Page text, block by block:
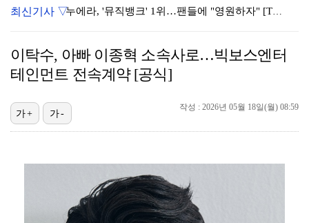
누에라, '뮤직뱅크' 1위…팬들에 "영원하자" [TV캡…
대한축구협회의 '심판 성접대'…최악의 경우 런던 올림픽…
진세연, 전속계약 종료…FA 시장 나왔다 [공식]
'1라운드 115위' 김민별, 2라운드 7타 줄이며 7…
최신기사 ▽
이탁수, 아빠 이종혁 소속사로…빅보스엔터
테인먼트 전속계약 [공식]
작성 : 2026년 05월 18일(월) 08:59
가+ 가-